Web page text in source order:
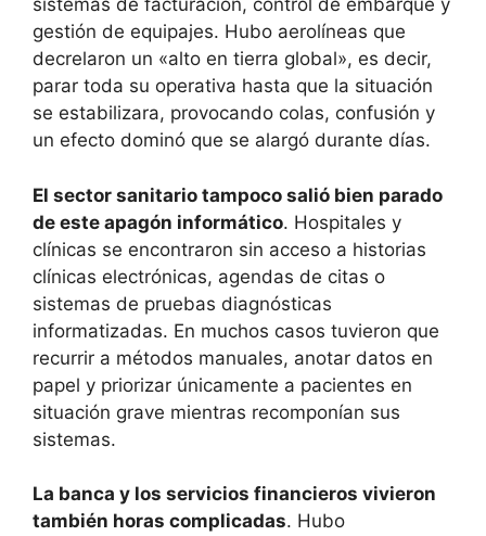
sistemas de facturación, control de embarque y
gestión de equipajes. Hubo aerolíneas que
decrelaron un «alto en tierra global», es decir,
parar toda su operativa hasta que la situación
se estabilizara, provocando colas, confusión y
un efecto dominó que se alargó durante días.
El sector sanitario tampoco salió bien parado
de este apagón informático. Hospitales y
clínicas se encontraron sin acceso a historias
clínicas electrónicas, agendas de citas o
sistemas de pruebas diagnósticas
informatizadas. En muchos casos tuvieron que
recurrir a métodos manuales, anotar datos en
papel y priorizar únicamente a pacientes en
situación grave mientras recomponían sus
sistemas.
La banca y los servicios financieros vivieron
también horas complicadas. Hubo